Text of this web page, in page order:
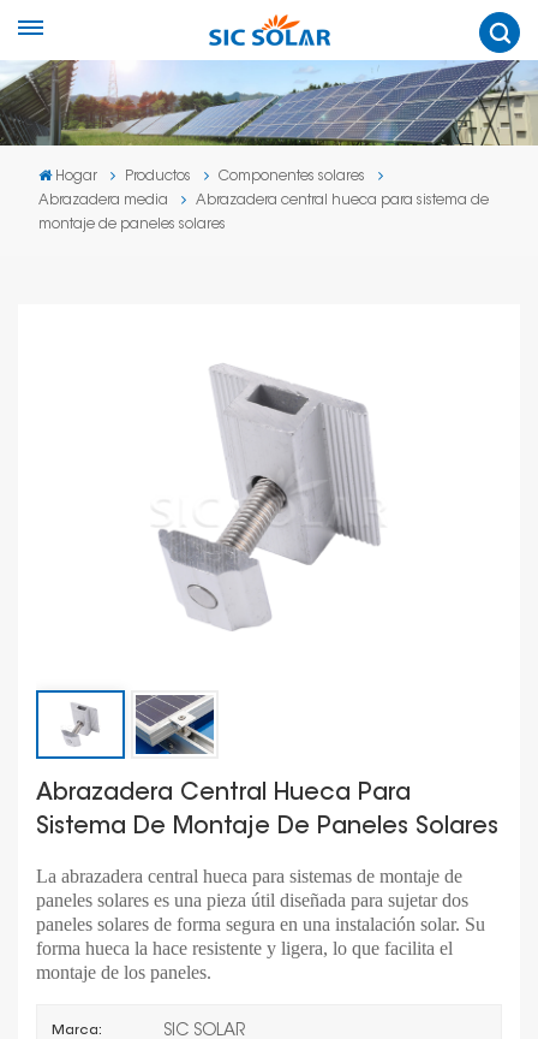
Hogar Productos
Componentes solares
Abrazadera media
Abrazadera central hueca para sistema de
montaje de paneles solares
Abrazadera Central Hueca Para
Sistema De Montaje De Paneles Solares
La abrazadera central hueca para sistemas de montaje de
paneles solares es una pieza útil diseñada para sujetar dos
paneles solares de forma segura en una instalación solar. Su
forma hueca la hace resistente y ligera, lo que facilita el
montaje de los paneles.
Marca: SIC SOLAR